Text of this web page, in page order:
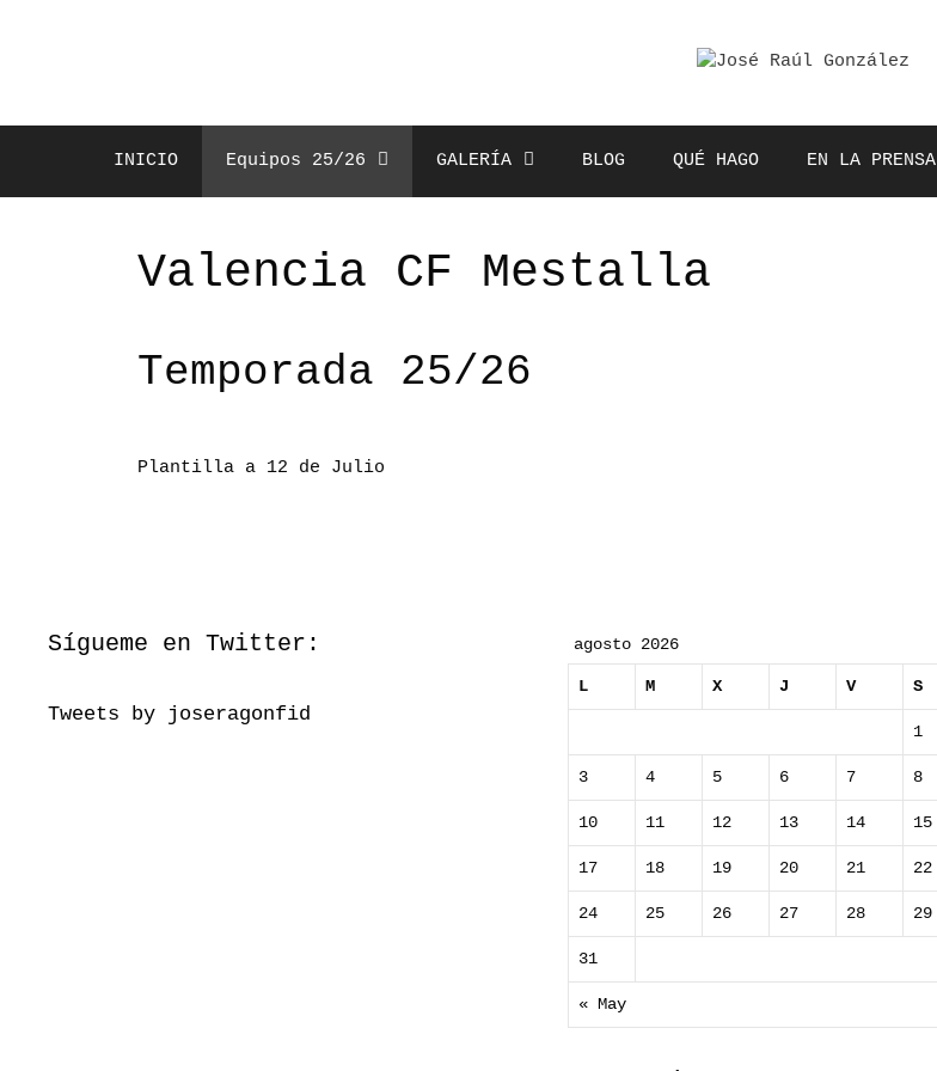
INICIO Equipos 25/26 GALERÍA BLOG QUÉ HAGO EN LA PRENSA
Valencia CF Mestalla
Temporada 25/26
Plantilla a 12 de Julio
Sígueme en Twitter:
Tweets by joseragonfid
agosto 2026
L M X J V S
« May
1
3 4 5 6 7 8
10 11 12 13 14 15
17 18 19 20 21 22
24 25 26 27 28 29
31